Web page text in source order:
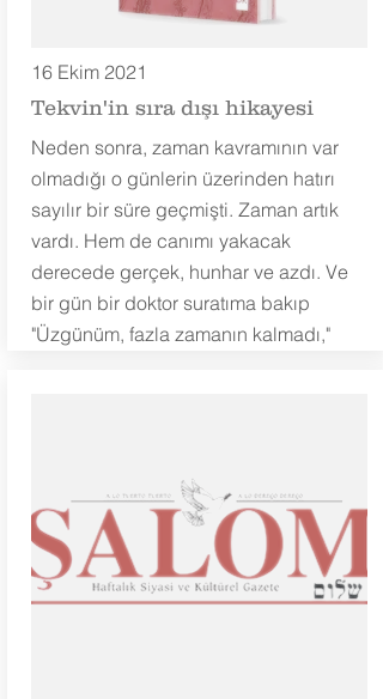
16 Ekim 2021
Tekvin'in sıra dışı hikayesi
Neden sonra, zaman kavramının var
olmadığı o günlerin üzerinden hatırı
sayılır bir süre geçmişti. Zaman artık
vardı. Hem de canımı yakacak
derecede gerçek, hunhar ve azdı. Ve
bir gün bir doktor suratıma bakıp
"Üzgünüm, fazla zamanın kalmadı,"